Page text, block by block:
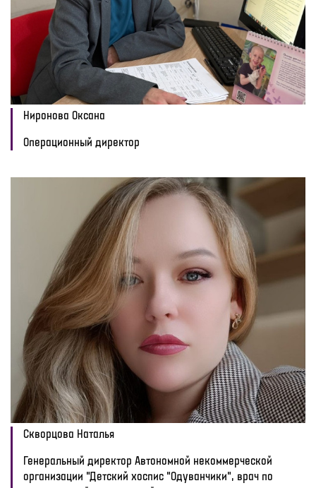
Ниронова Оксана
Операционный директор
Скворцова Наталья
Генеральный директор Автономной некоммерческой
организации "Детский хоспис "Одуванчики", врач по